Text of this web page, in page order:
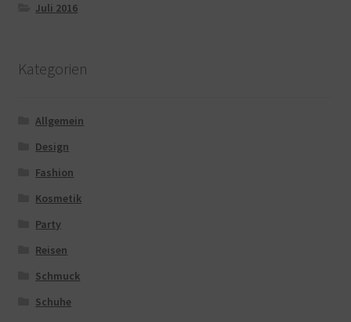
Juli 2016
Kategorien
Allgemein
Design
Fashion
Kosmetik
Party
Reisen
Schmuck
Schuhe